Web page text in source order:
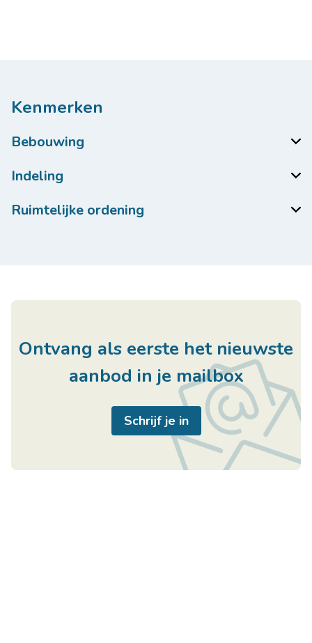
Kenmerken
Bebouwing
Indeling
Ruimtelijke ordening
Ontvang als eerste het nieuwste
aanbod in je mailbox
Schrijf je in